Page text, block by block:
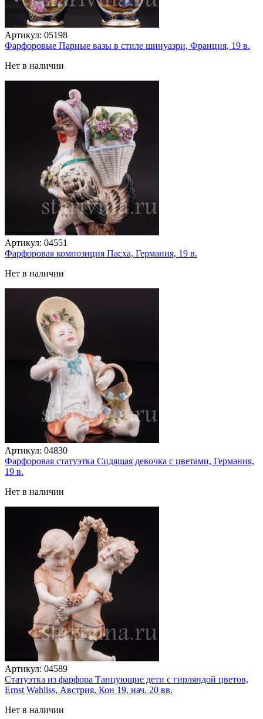
Артикул: 05198
Фарфоровые Парные вазы в стиле шинуазри, Франция, 19 в.
Нет в наличии
Артикул: 04551
Фарфоровая композиция Пасха, Германия, 19 в.
Нет в наличии
Артикул: 04830
Фарфоровая статуэтка Сидящая девочка с цветами, Германия,
19 в.
Нет в наличии
Артикул: 04589
Статуэтка из фарфора Танцующие дети с гирляндой цветов,
Ernst Wahliss, Австрия, Кон 19, нач. 20 вв.
Нет в наличии